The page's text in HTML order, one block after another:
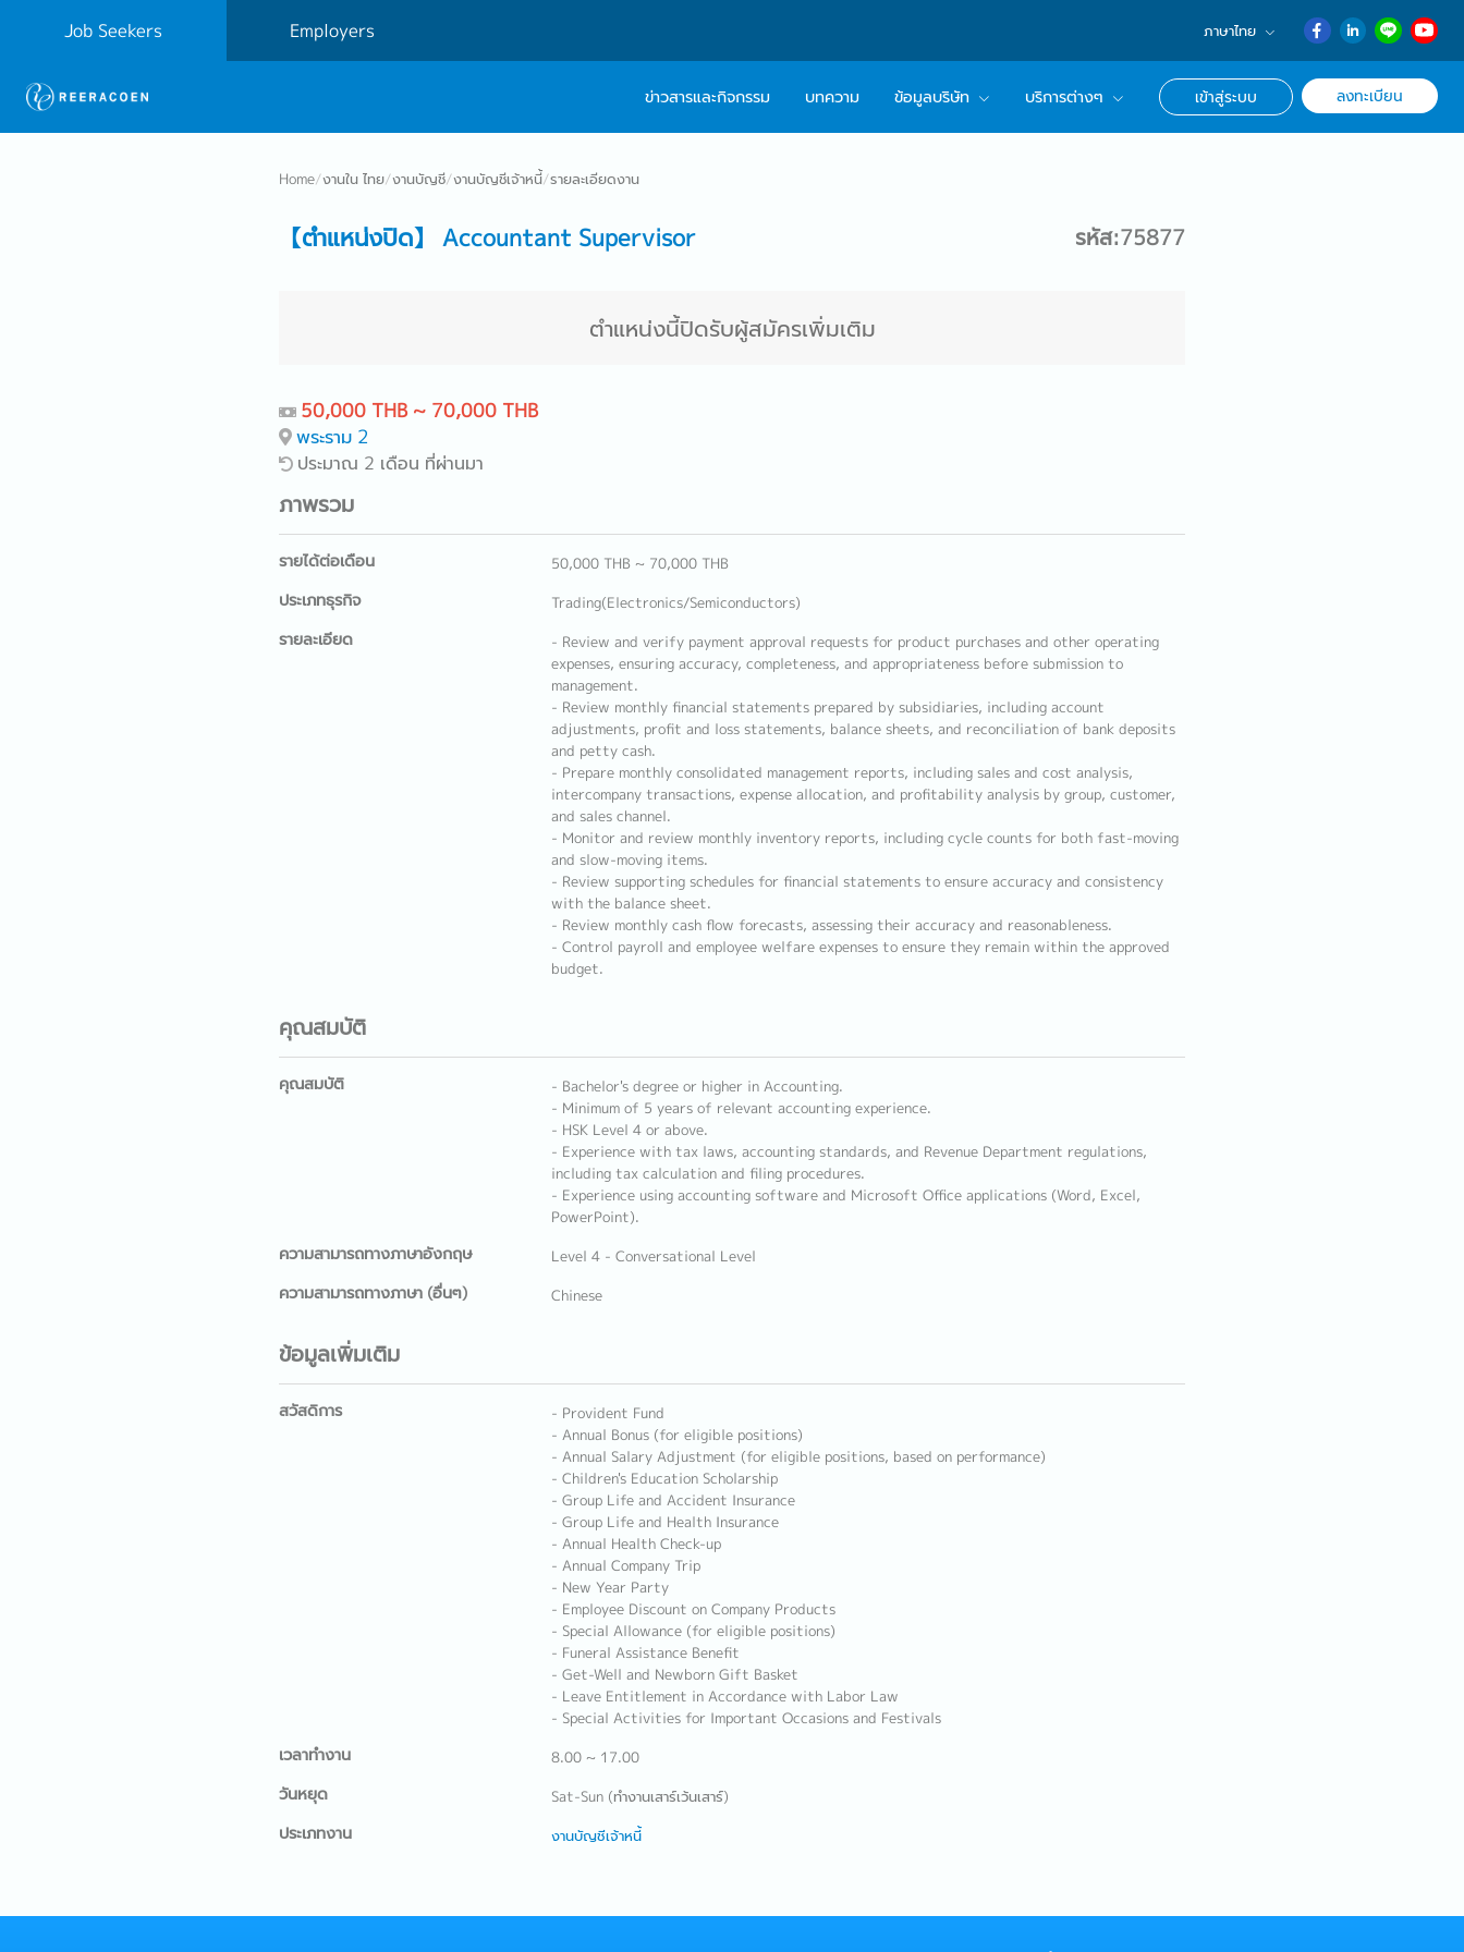
Job Seekers Employers ภาษาไทย
English
日本語
ข่าวสารและกิจกรรม บทความ ข้อมูลบริษัท บริการต่างๆ เข้าสู่ระบบ ลงทะเบียน
Home/งานใน ไทย/งานบัญชี/งานบัญชีเจ้าหนี้/รายละเอียดงาน
【ตำแหน่งปิด】 Accountant Supervisor รหัส:75877
ตำแหน่งนี้ปิดรับผู้สมัครเพิ่มเติม
50,000 THB ~ 70,000 THB
พระราม 2
ประมาณ 2 เดือน ที่ผ่านมา
ภาพรวม
รายได้ต่อเดือน 50,000 THB ~ 70,000 THB
ประเภทธุรกิจ Trading(Electronics/Semiconductors)
รายละเอียด
- Review and verify payment approval requests for product purchases and other operating
expenses, ensuring accuracy, completeness, and appropriateness before submission to
management.
- Review monthly financial statements prepared by subsidiaries, including account
adjustments, profit and loss statements, balance sheets, and reconciliation of bank deposits
and petty cash.
- Prepare monthly consolidated management reports, including sales and cost analysis,
intercompany transactions, expense allocation, and profitability analysis by group, customer,
and sales channel.
- Monitor and review monthly inventory reports, including cycle counts for both fast-moving
and slow-moving items.
- Review supporting schedules for financial statements to ensure accuracy and consistency
with the balance sheet.
- Review monthly cash flow forecasts, assessing their accuracy and reasonableness.
- Control payroll and employee welfare expenses to ensure they remain within the approved
budget.
คุณสมบัติ
คุณสมบัติ
- Bachelor's degree or higher in Accounting.
- Minimum of 5 years of relevant accounting experience.
- HSK Level 4 or above.
- Experience with tax laws, accounting standards, and Revenue Department regulations,
including tax calculation and filing procedures.
- Experience using accounting software and Microsoft Office applications (Word, Excel,
PowerPoint).
ความสามารถทางภาษาอังกฤษ Level 4 - Conversational Level
ความสามารถทางภาษา (อื่นๆ) Chinese
ข้อมูลเพิ่มเติม
สวัสดิการ
- Provident Fund
- Annual Bonus (for eligible positions)
- Annual Salary Adjustment (for eligible positions, based on performance)
- Children's Education Scholarship
- Group Life and Accident Insurance
- Group Life and Health Insurance
- Annual Health Check-up
- Annual Company Trip
- New Year Party
- Employee Discount on Company Products
- Special Allowance (for eligible positions)
- Funeral Assistance Benefit
- Get-Well and Newborn Gift Basket
- Leave Entitlement in Accordance with Labor Law
- Special Activities for Important Occasions and Festivals
เวลาทำงาน 8.00 ~ 17.00
วันหยุด Sat-Sun (ทำงานเสาร์เว้นเสาร์)
ประเภทงาน งานบัญชีเจ้าหนี้